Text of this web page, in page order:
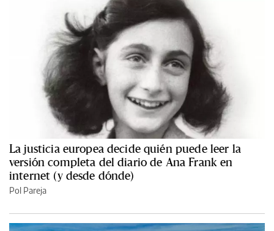
La justicia europea decide quién puede leer la
versión completa del diario de Ana Frank en
internet (y desde dónde)
Pol Pareja